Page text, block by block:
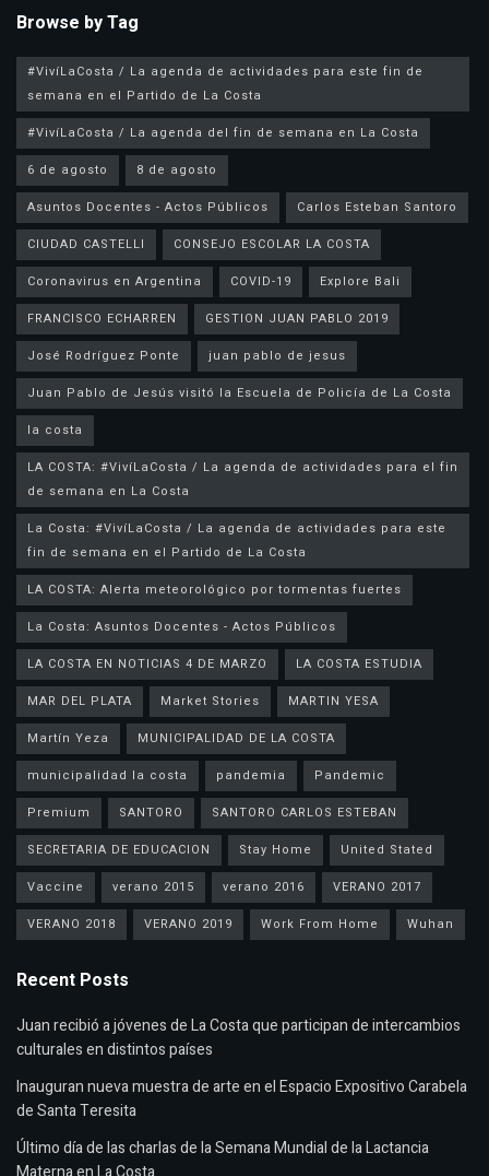
Browse by Tag
#VivíLaCosta / La agenda de actividades para este fin de
semana en el Partido de La Costa
#VivíLaCosta / La agenda del fin de semana en La Costa
6 de agosto
8 de agosto
Asuntos Docentes - Actos Públicos
Carlos Esteban Santoro
CIUDAD CASTELLI
CONSEJO ESCOLAR LA COSTA
Coronavirus en Argentina
COVID-19
Explore Bali
FRANCISCO ECHARREN
GESTION JUAN PABLO 2019
José Rodríguez Ponte
juan pablo de jesus
la costa
LA COSTA: #VivíLaCosta / La agenda de actividades para el fin
de semana en La Costa
La Costa: #VivíLaCosta / La agenda de actividades para este
fin de semana en el Partido de La Costa
LA COSTA: Alerta meteorológico por tormentas fuertes
La Costa: Asuntos Docentes - Actos Públicos
LA COSTA EN NOTICIAS 4 DE MARZO
LA COSTA ESTUDIA
MAR DEL PLATA
Market Stories
MARTIN YESA
Martín Yeza
MUNICIPALIDAD DE LA COSTA
municipalidad la costa
pandemia
Pandemic
Premium
SANTORO
SANTORO CARLOS ESTEBAN
SECRETARIA DE EDUCACION
Stay Home
United Stated
Vaccine
verano 2015 verano 2016
VERANO 2017
VERANO 2018
VERANO 2019 Work From Home Wuhan
Recent Posts
Juan recibió a jóvenes de La Costa que participan de intercambios
culturales en distintos países
Inauguran nueva muestra de arte en el Espacio Expositivo Carabela
de Santa Teresita
Último día de las charlas de la Semana Mundial de la Lactancia